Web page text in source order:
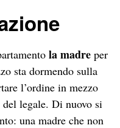
la madre per
sta dormendo sulla
l’ordine in mezzo
legale. Di nuovo si
una madre che non